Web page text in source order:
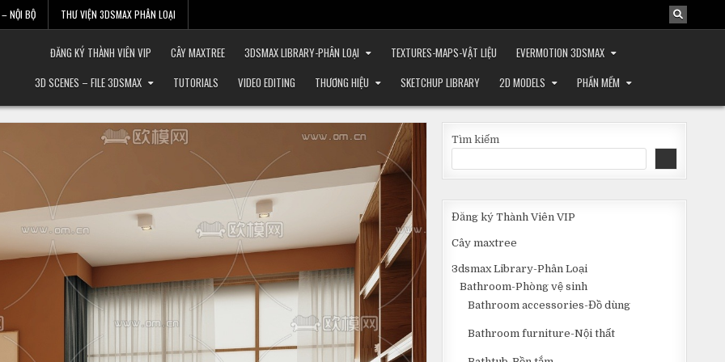
NỘI BỘ THƯ VIỆN 3DSMAX PHÂN LOẠI
ĐĂNG KÝ THÀNH VIÊN VIP CÂY MAXTREE 3DSMAX LIBRARY-PHÂN LOẠI TEXTURES-MAPS-VẬT LIỆU
EVERMOTION 3DSMAX
3D SCENES – FILE 3DSMAX
TUTORIALS VIDEO EDITING THƯƠNG HIỆU SKETCHUP LIBRARY 2D MODELS PHẦN MỀM
Tìm kiếm
Đăng ký Thành Viên VIP
Cây maxtree
3dsmax Library-Phân Loại
Bathroom-Phòng vệ sinh
Bathroom accessories-Đồ dùng
Bathroom furniture-Nội thất